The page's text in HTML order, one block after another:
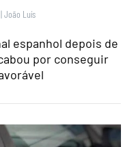
|João Luís
espanhol depois de
por conseguir